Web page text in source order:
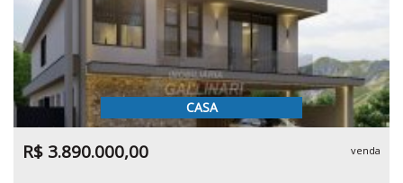
CASA
R$ 3.890.000,00 venda